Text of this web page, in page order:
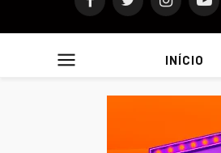
FacebookTwitterInstagram
INÍCIO